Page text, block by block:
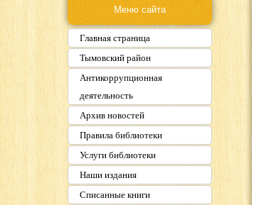
Меню сайта
Главная страница
Тымовский район
Антикоррупционная
деятельность
Архив новостей
Правила библиотеки
Услуги библиотеки
Наши издания
Списанные книги